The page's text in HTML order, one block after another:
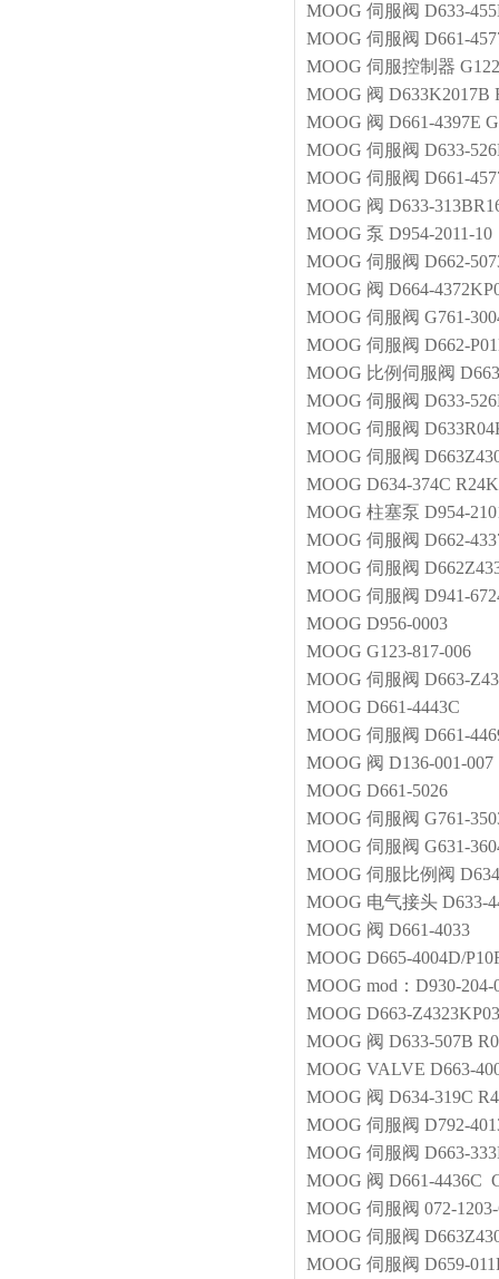
MOOG 伺服阀 D633-
MOOG 伺服阀 D661-
MOOG 伺服控制器
MOOG 阀 D633K2017B
MOOG 阀 D661-4397E
MOOG 伺服阀 D633-
MOOG 伺服阀 D661-
MOOG 阀 D633-
MOOG 泵 D954-2011-10
MOOG 伺服阀 D662-
MOOG 阀 D664-
MOOG 伺服阀 G761-
MOOG 伺服阀 D662-
MOOG 比例伺服阀
MOOG 伺服阀 D633-
MOOG 伺服阀
MOOG 伺服阀
MOOG D634-374C
MOOG 柱塞泵 D954-
MOOG 伺服阀 D662-
MOOG 伺服阀
MOOG 伺服阀 D941-
MOOG D956-0003
MOOG G123-817-006
MOOG 伺服阀 D663-
MOOG D661-4443C
MOOG 伺服阀 D661-
MOOG 阀 D136-001-007
MOOG D661-5026
MOOG 伺服阀 G761-
MOOG 伺服阀 G631-
MOOG 伺服比例阀
MOOG 电气接头 D633-
MOOG 阀 D661-4033
MOOG D665-4004D/
MOOG mod：D930-
MOOG D663-
MOOG 阀 D633-507B
MOOG VALVE D663-
MOOG 阀 D634-319C
MOOG 伺服阀 D792-
MOOG 伺服阀 D663-
MOOG 阀 D661-4436C
MOOG 伺服阀 072-
MOOG 伺服阀
MOOG 伺服阀 D659-